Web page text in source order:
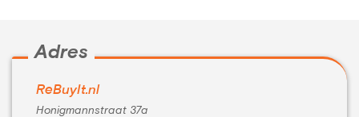
Adres
ReBuyIt.nl
Honigmannstraat 37a